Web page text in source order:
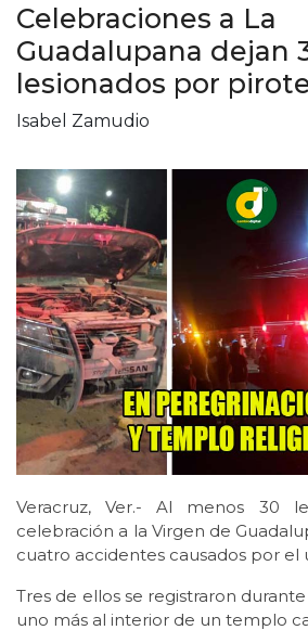
Celebraciones a La
Guadalupana dejan
lesionados por
Isabel Zamudio
Veracruz, Ver.- Al menos 30
celebración a la Virgen de
cuatro accidentes causados por el
Tres de ellos se registraron
uno más al interior de un templo